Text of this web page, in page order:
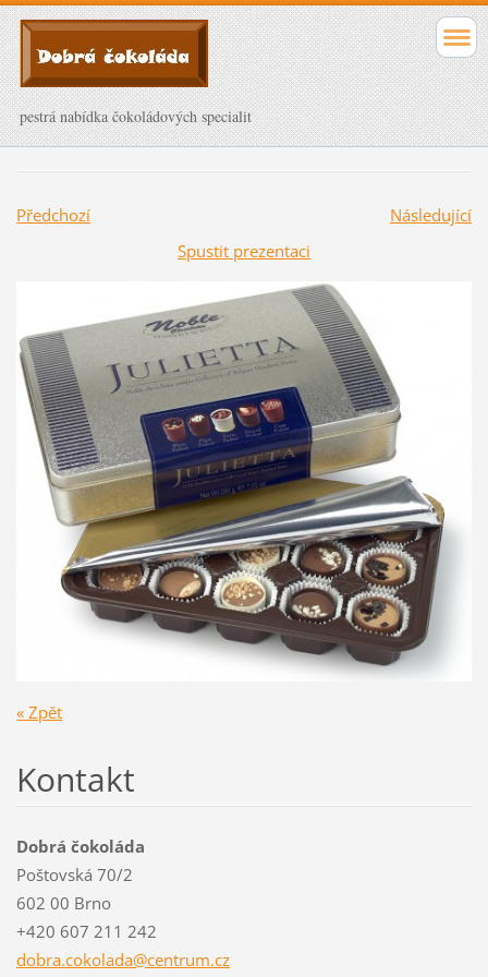
pestrá nabídka čokoládových specialit
Předchozí
Následující
Spustit prezentaci
« Zpět
Kontakt
Dobrá čokoláda
Poštovská 70/2
602 00 Brno
+420 607 211 242
dobra.cokolada@centrum.cz